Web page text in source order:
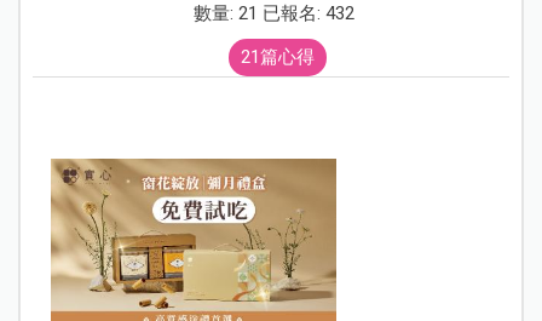
數量: 21 已報名: 432
21篇心得